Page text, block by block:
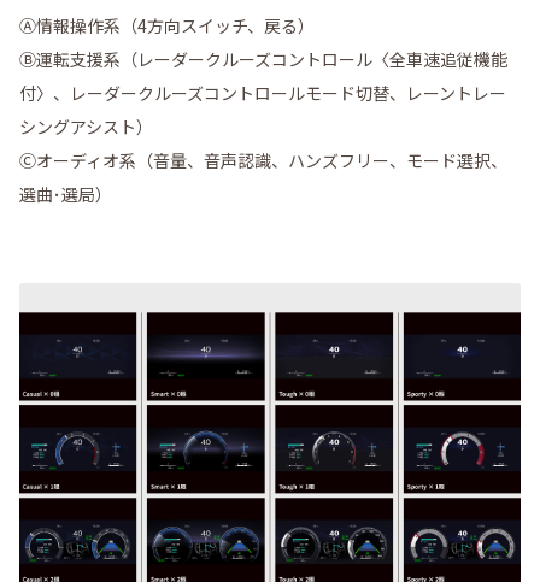
Ⓐ情報操作系（4方向スイッチ、戻る）
Ⓑ運転支援系（レーダークルーズコントロール〈全車速追従機能
付〉、レーダークルーズコントロールモード切替、レーントレー
シングアシスト）
Ⓒオーディオ系（音量、音声認識、ハンズフリー、モード選択、
選曲･選局）